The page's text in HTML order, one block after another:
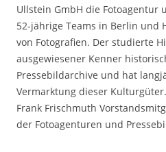
Ullstein GmbH die
52-jährige Teams in Berlin und
von Fotografien. Der studierte
ausgewiesener Kenner
Pressebildarchive und hat
Vermarktung dieser
Frank Frischmuth
der Fotoagenturen und